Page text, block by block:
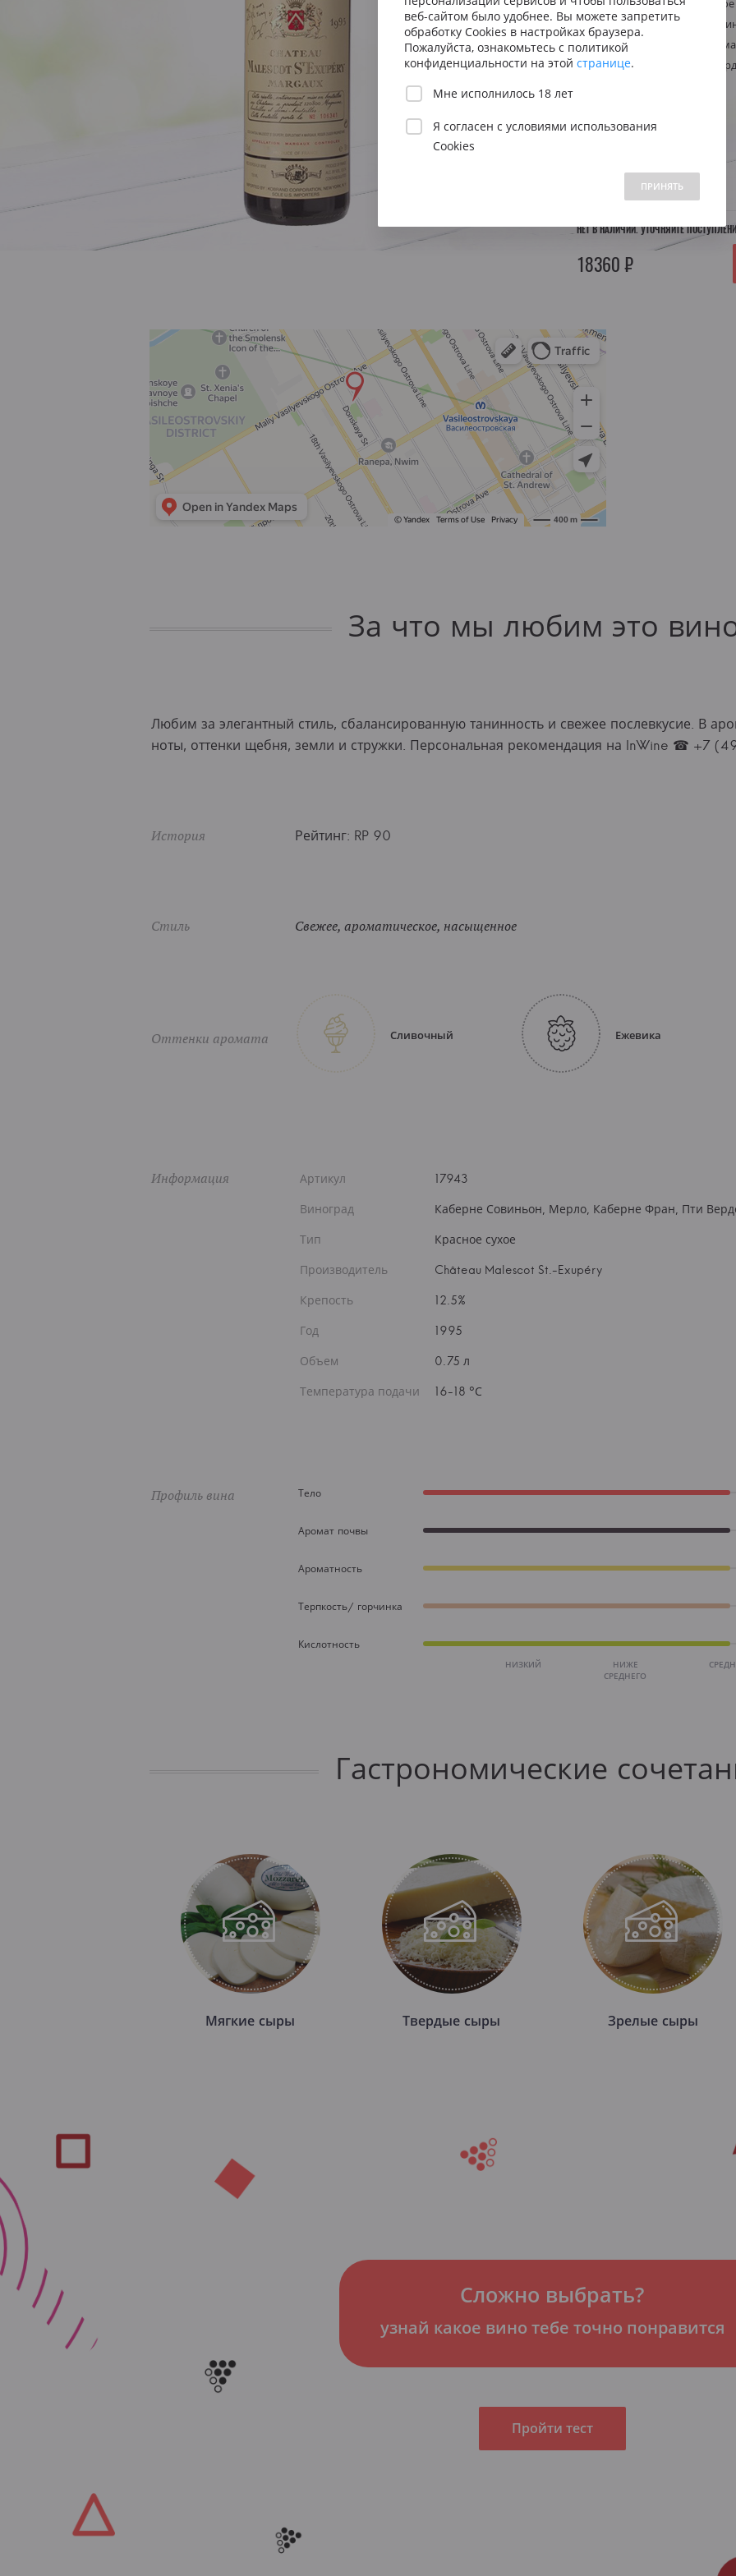
Венето
Пьемонт
Риоха
Приорат
Австрия
от 1000 до 1500 ₽
Тип Красное сухое
Виноград Каберне
Стиль Свежее,
Регион Франция,
НЕТ В НАЛИЧИИ. УТОЧНЯЙТЕ
18360 ₽
За что мы любим это
Любим за элегантный стиль, сбалансированную танинность и свежее послевкусие. В
ноты, оттенки щебня, земли и стружки. Персональная рекомендация на InWine ☎ +7
История Рейтинг: RP 90
Стиль Свежее, ароматическое, насыщенное
Оттенки аромата Сливочный Ежевика
Информация Артикул 17943
Виноград Каберне Совиньон, Мерло, Каберне Фран, Пти
Тип Красное сухое
Производитель Château Malescot St.-Exupéry
Крепость 12.5%
Год 1995
Объем 0.75 л
Температура подачи 16-18 °С
Профиль вина Тело
Аромат почвы
Ароматность
Терпкость/ горчинка
Кислотность
НИЗКИЙ
НИЖЕ
СРЕДНЕГО
Гастрономические
Мягкие сыры Твердые сыры Зрелые сыры
Сложно выбрать?
узнай какое вино тебе точно понравится
Пройти тест
веб-сайтом было удобнее. Вы можете запретить
обработку Cookies в настройках браузера.
Пожалуйста, ознакомьтесь с политикой
конфиденциальности на этой странице.
Мне исполнилось 18 лет
Я согласен с условиями использования
Cookies
ПРИНЯТЬ